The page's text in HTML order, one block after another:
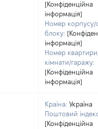
[Конфіденційна
інформація]
Номер корпусу/
блоку:
інформація]
Номер
кімнати/гаражу:
[Конфіденційна
інформація]
Країна: Україна
Поштовий
[Конфіденційна